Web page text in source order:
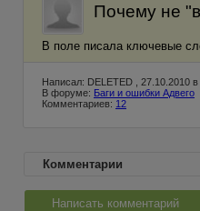
Почему не
В поле писала ключевые
Написал: DELETED , 27.10.2010 в
В форуме: Баги и ошибки Адвего
Комментариев: 12
Комментарии
Написать комментарий